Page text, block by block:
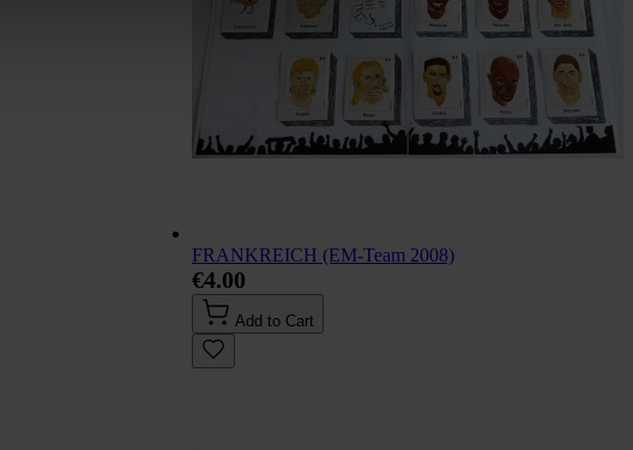
FRANKREICH (EM-Team 2008)
€4.00
Add to Cart